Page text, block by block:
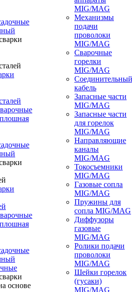
MIG/MAG
Механизмы
подачи
проволоки
MIG/MAG
Сварочные
горелки
MIG/MAG
Соединительный
кабель
Запасные части
MIG/MAG
Запасные части
для горелок
MIG/MAG
Направляющие
каналы
MIG/MAG
Токосъемники
MIG/MAG
Газовые сопла
MIG/MAG
Пружины для
сопла MIG/MAG
Диффузоры
газовые
MIG/MAG
Ролики подачи
проволоки
MIG/MAG
Шейки горелок
(гусаки)
MIG/MAG